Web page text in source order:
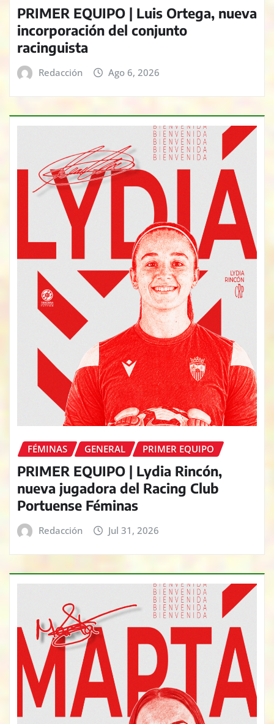
PRIMER EQUIPO | Luis Ortega, nueva
incorporación del conjunto
racinguista
Redacción Ago 6, 2026
FÉMINAS GENERAL PRIMER EQUIPO
PRIMER EQUIPO | Lydia Rincón,
nueva jugadora del Racing Club
Portuense Féminas
Redacción Jul 31, 2026